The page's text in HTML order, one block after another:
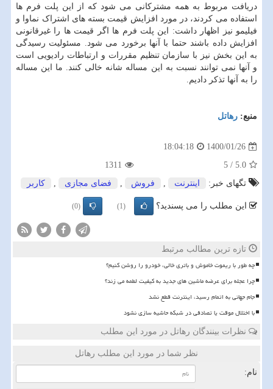
دریافت مربوط به همه مشترکانی می شود که از این پلت فرم ها
استفاده می کردند، در مورد افزایش قیمت بسته های اشتراک نماوا و
فیلیمو نیز اظهار داشت: این پلت فرم ها اگر قیمت ها را غیرقانونی
افزایش داده باشند حتما با آنها برخورد می شود. مسئولیت رسیدگی
به این بخش نیز با سازمان تنظیم مقررات و ارتباطات رادیویی است
و آنها نمی توانند نسبت به این مساله شانه خالی کنند. ما این مساله
را به آنها تذکر دادیم.
منبع: رهاتل
1400/01/26
18:04:18
5.0
/
5
1311
تگهای خبر:
اینترنت , فروش , فضای مجازی , كاربر
این مطلب را می پسندید؟ (1)
(0)
تازه ترین مطالب مرتبط
چه طور با ریموت خاموش و باتری خالی، خودرو را روشن کنیم؟
چرا عجله برای عرضه ماشین های جدید به کیفیت لطمه می زند؟
️جام جهانی به اتمام رسید، اینترنت قطع نشد
با اختلال موقت یا تصادفی در شبکه حاشیه سازی نشود
نظرات بینندگان رهاتل در مورد این مطلب
نظر شما در مورد این مطلب رهاتل
نام: